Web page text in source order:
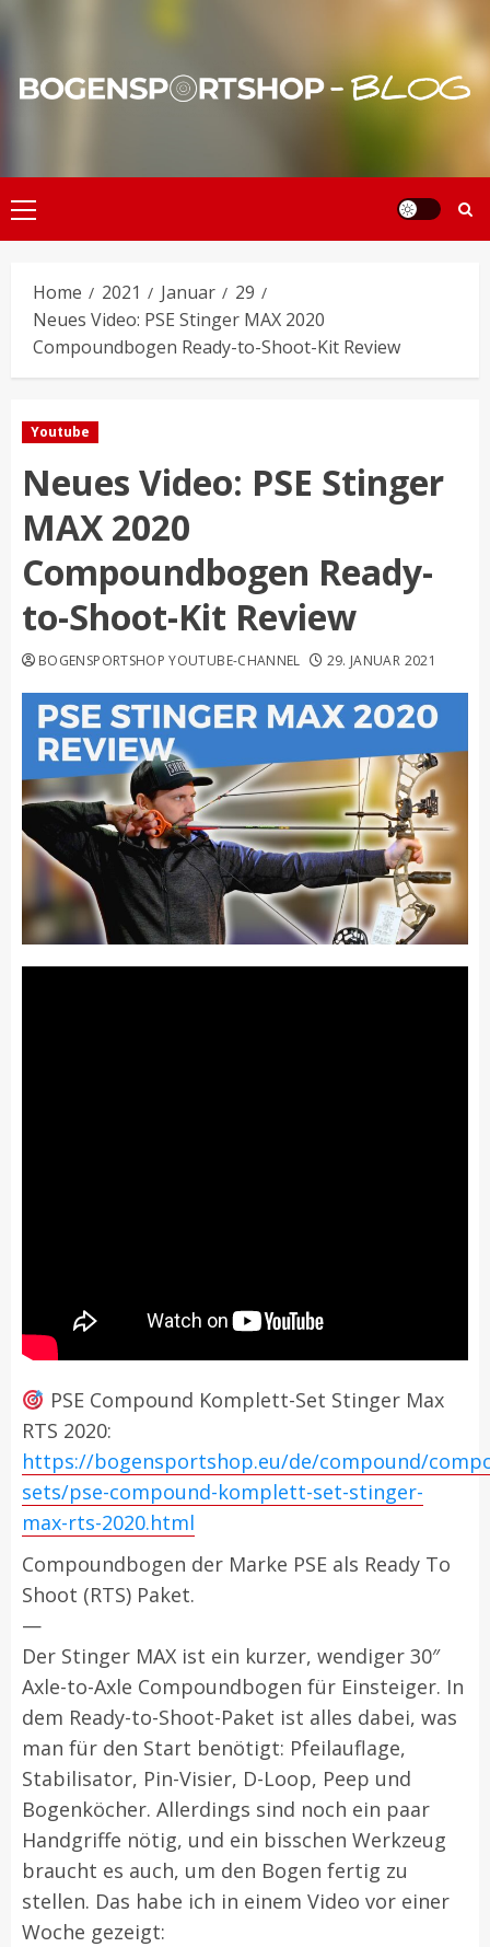
Primary
Menu
Home 2021 Januar
29
Neues Video: PSE Stinger MAX 2020
Compoundbogen Ready-to-Shoot-Kit Review
Youtube
Neues Video: PSE Stinger
MAX 2020
Compoundbogen Ready-
to-Shoot-Kit Review
BOGENSPORTSHOP YOUTUBE-CHANNEL 29. JANUAR 2021
PSE Compound Komplett-Set Stinger Max
RTS 2020:
https://bogensportshop.eu/de/compound/
sets/pse-compound-komplett-set-stinger-
max-rts-2020.html
Compoundbogen der Marke PSE als Ready To
Shoot (RTS) Paket.
—
Der Stinger MAX ist ein kurzer, wendiger 30″
Axle-to-Axle Compoundbogen für Einsteiger. In
dem Ready-to-Shoot-Paket ist alles dabei, was
man für den Start benötigt: Pfeilauflage,
Stabilisator, Pin-Visier, D-Loop, Peep und
Bogenköcher. Allerdings sind noch ein paar
Handgriffe nötig, und ein bisschen Werkzeug
braucht es auch, um den Bogen fertig zu
stellen. Das habe ich in einem Video vor einer
Woche gezeigt: